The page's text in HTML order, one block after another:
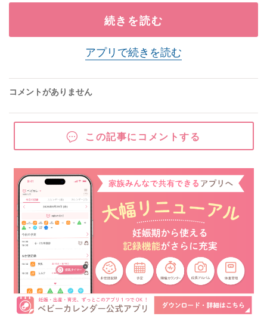
続きを読む
アプリで続きを読む
コメントがありません
この記事にコメントする